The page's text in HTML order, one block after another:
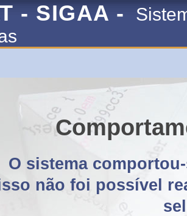
- SIGAA -
O sistema
não foi possível